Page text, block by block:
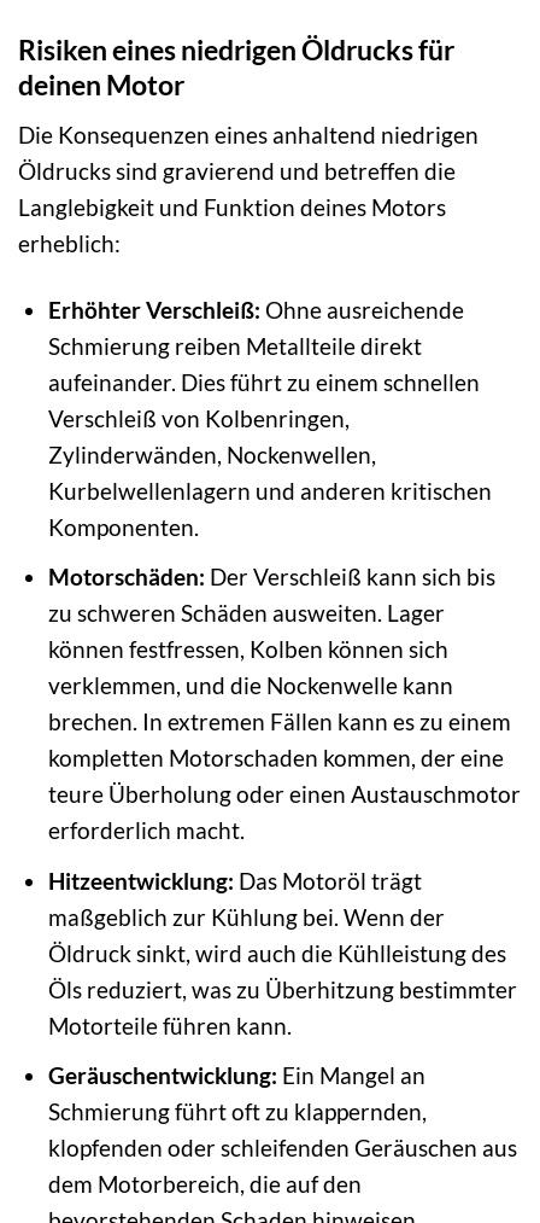
Risiken eines niedrigen Öldrucks für
deinen Motor
Die Konsequenzen eines anhaltend niedrigen
Öldrucks sind gravierend und betreffen die
Langlebigkeit und Funktion deines Motors
erheblich:
Erhöhter Verschleiß: Ohne ausreichende
Schmierung reiben Metallteile direkt
aufeinander. Dies führt zu einem schnellen
Verschleiß von Kolbenringen,
Zylinderwänden, Nockenwellen,
Kurbelwellenlagern und anderen kritischen
Komponenten.
Motorschäden: Der Verschleiß kann sich bis
zu schweren Schäden ausweiten. Lager
können festfressen, Kolben können sich
verklemmen, und die Nockenwelle kann
brechen. In extremen Fällen kann es zu einem
kompletten Motorschaden kommen, der eine
teure Überholung oder einen Austauschmotor
erforderlich macht.
Hitzeentwicklung: Das Motoröl trägt
maßgeblich zur Kühlung bei. Wenn der
Öldruck sinkt, wird auch die Kühlleistung des
Öls reduziert, was zu Überhitzung bestimmter
Motorteile führen kann.
Geräuschentwicklung: Ein Mangel an
Schmierung führt oft zu klappernden,
klopfenden oder schleifenden Geräuschen aus
dem Motorbereich, die auf den